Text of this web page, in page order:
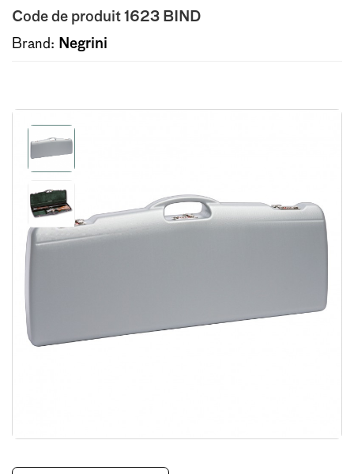
Code de produit1623 BIND
Brand: Negrini